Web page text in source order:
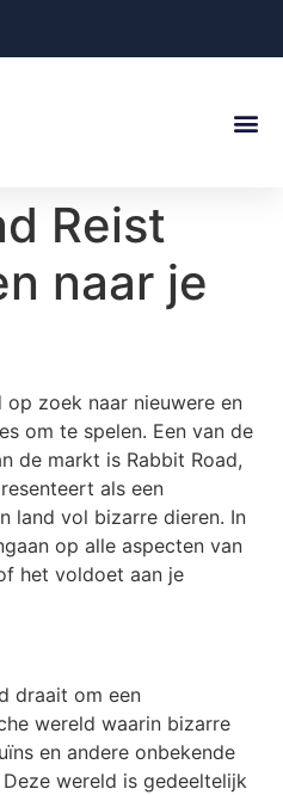
Reist
naar je
zoek naar nieuwere en
om te spelen. Een van de
de markt is Rabbit Road,
als een
land vol bizarre dieren. In
op alle aspecten van
het voldoet aan je
draait om een
wereld waarin bizarre
en andere onbekende
wereld is gedeeltelijk